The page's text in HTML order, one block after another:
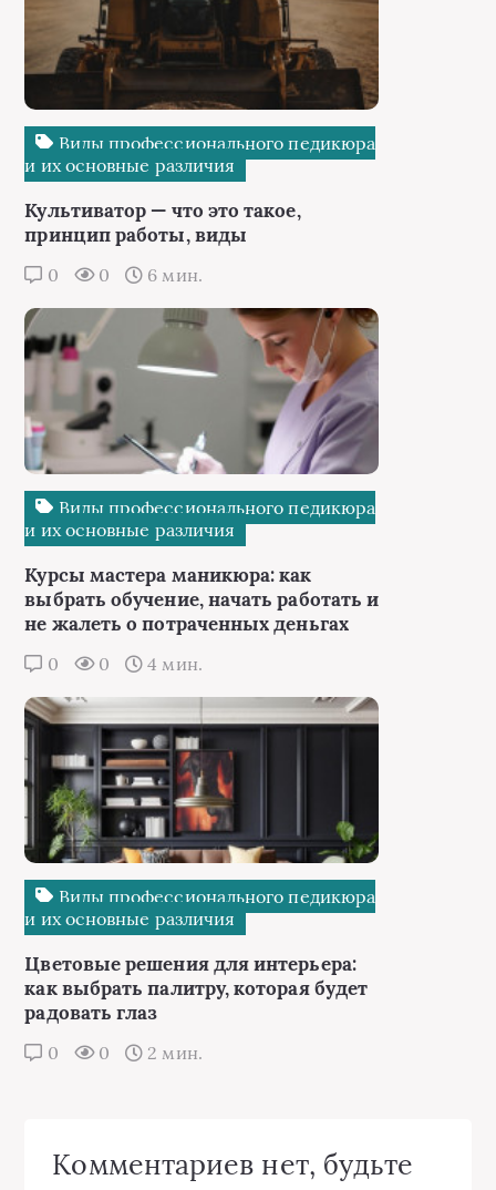
Виды профессионального педикюра
и их основные различия
Культиватор — что это такое,
принцип работы, виды
0 0 6 мин.
Виды профессионального педикюра
и их основные различия
Курсы мастера маникюра: как
выбрать обучение, начать работать и
не жалеть о потраченных деньгах
0 0 4 мин.
Виды профессионального педикюра
и их основные различия
Цветовые решения для интерьера:
как выбрать палитру, которая будет
радовать глаз
0 0 2 мин.
Комментариев нет, будьте